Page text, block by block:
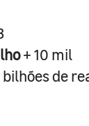
+ 10 mil
bilhões de